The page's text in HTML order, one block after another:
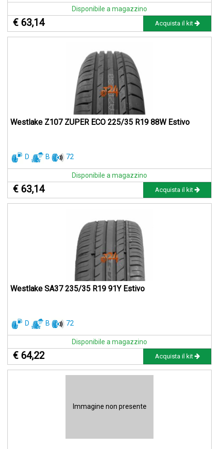
Disponibile a magazzino
€ 63,14 Acquista il kit
Westlake Z107 ZUPER ECO 225/35 R19 88W Estivo
D B 72
Disponibile a magazzino
€ 63,14 Acquista il kit
Westlake SA37 235/35 R19 91Y Estivo
D B 72
Disponibile a magazzino
€ 64,22 Acquista il kit
Immagine non presente